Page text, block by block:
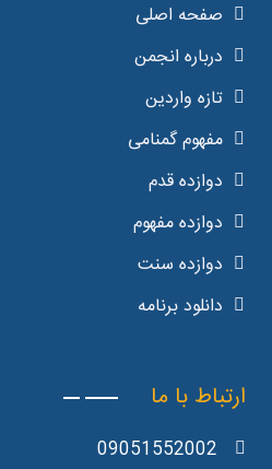
صفحه اصلی
درباره انجمن
تازه واردین
مفهوم گمنامی
دوازده قدم
دوازده مفهوم
دوازده سنت
دانلود برنامه
ارتباط با ما
09051552002